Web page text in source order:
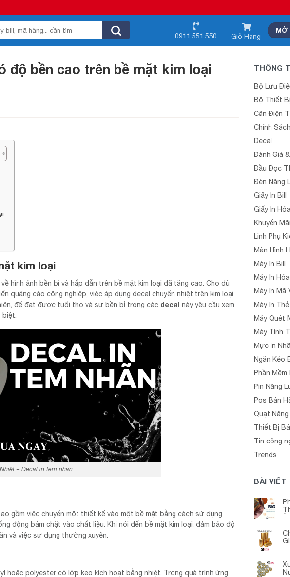
0911.551.550 Giỏ Hàng
MỞ
độ bền cao trên bề mặt kim loại
kim loại
hình ảnh bền bỉ và hấp dẫn trên bề mặt kim loại đã tăng cao. Cho dù
quảng cáo công nghiệp, việc áp dụng decal chuyển nhiệt trên kim loại
để đạt được tuổi thọ và sự bền bỉ trong các decal này yêu cầu xem
– Decal in tem nhãn
gồm việc chuyển một thiết kế vào một bề mặt bằng cách sử dụng
động bám chặt vào chất liệu. Khi nói đến bề mặt kim loại, đảm bảo độ
và việc sử dụng thường xuyên.
hoặc polyester có lớp keo kích hoạt bằng nhiệt. Trong quá trình ứng
THÔNG
Bộ Lưu
Bộ Thiết
Cân Điện
Chính Sách
Decal
Đánh Giá
Đầu Đọc
Đèn Năng
Giấy In Bill
Giấy In
Khuyến Mãi
Linh Phụ
Màn Hình
Máy In Bill
Máy In
Máy In Mã
Máy In Thẻ
Máy Quét
Máy Tính
Mực In
Ngăn Kéo
Phần Mềm
Pin Năng
Pos Bán
Quạt
Thiết Bị
Tin công
Trends
BÀI VIẾT